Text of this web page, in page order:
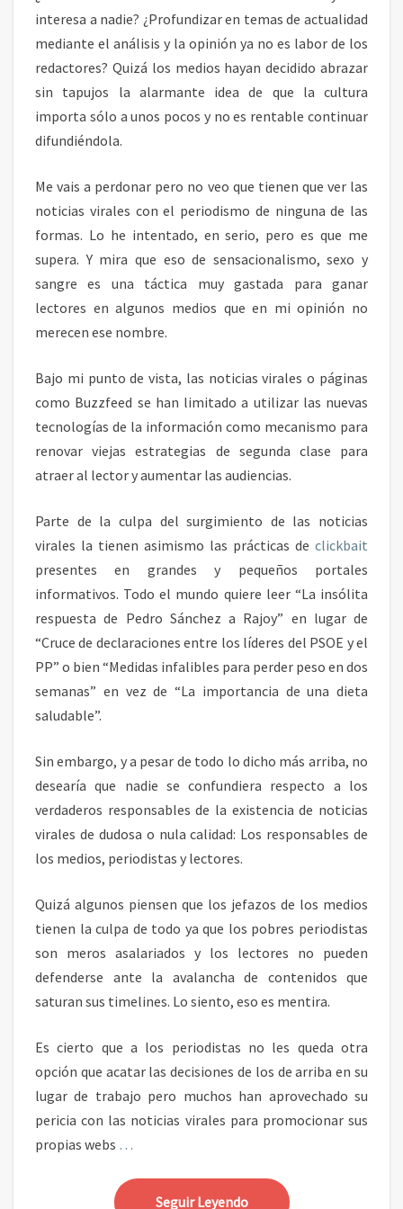
interesa a nadie? ¿Profundizar en temas de actualidad
mediante el análisis y la opinión ya no es labor de los
redactores? Quizá los medios hayan decidido abrazar
sin tapujos la alarmante idea de que la cultura
importa sólo a unos pocos y no es rentable continuar
difundiéndola.
Me vais a perdonar pero no veo que tienen que ver las
noticias virales con el periodismo de ninguna de las
formas. Lo he intentado, en serio, pero es que me
supera. Y mira que eso de sensacionalismo, sexo y
sangre es una táctica muy gastada para ganar
lectores en algunos medios que en mi opinión no
merecen ese nombre.
Bajo mi punto de vista, las noticias virales o páginas
como Buzzfeed se han limitado a utilizar las nuevas
tecnologías de la información como mecanismo para
renovar viejas estrategias de segunda clase para
atraer al lector y aumentar las audiencias.
Parte de la culpa del surgimiento de las noticias
virales la tienen asimismo las prácticas de clickbait
presentes en grandes y pequeños portales
informativos. Todo el mundo quiere leer “La insólita
respuesta de Pedro Sánchez a Rajoy” en lugar de
“Cruce de declaraciones entre los líderes del PSOE y el
PP” o bien “Medidas infalibles para perder peso en dos
semanas” en vez de “La importancia de una dieta
saludable”.
Sin embargo, y a pesar de todo lo dicho más arriba, no
desearía que nadie se confundiera respecto a los
verdaderos responsables de la existencia de noticias
virales de dudosa o nula calidad: Los responsables de
los medios, periodistas y lectores.
Quizá algunos piensen que los jefazos de los medios
tienen la culpa de todo ya que los pobres periodistas
son meros asalariados y los lectores no pueden
defenderse ante la avalancha de contenidos que
saturan sus timelines. Lo siento, eso es mentira.
Es cierto que a los periodistas no les queda otra
opción que acatar las decisiones de los de arriba en su
lugar de trabajo pero muchos han aprovechado su
pericia con las noticias virales para promocionar sus
propias webs …
Seguir LeyendoSeguir Leyendo